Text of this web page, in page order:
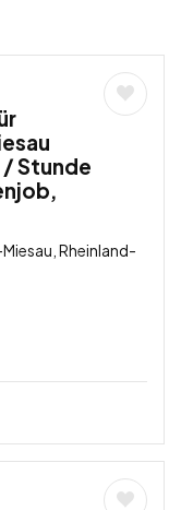
Stunde
Rheinland-